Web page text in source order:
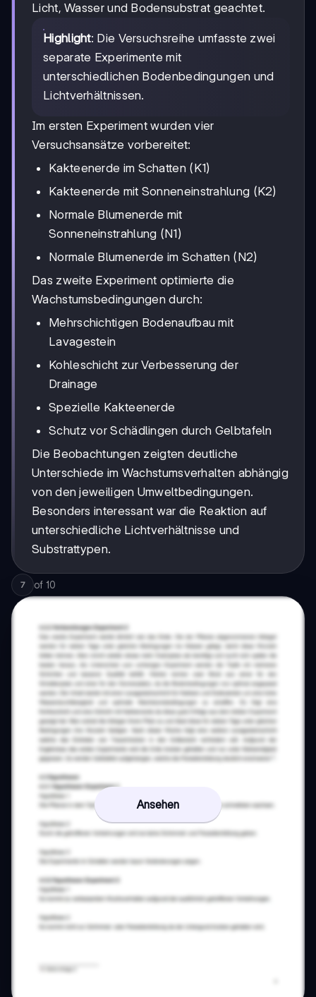
Licht, Wasser und Bodensubstrat geachtet.
Highlight: Die Versuchsreihe umfasste zwei
separate Experimente mit
unterschiedlichen Bodenbedingungen und
Lichtverhältnissen.
Im ersten Experiment wurden vier
Versuchsansätze vorbereitet:
Kakteenerde im Schatten (K1)
Kakteenerde mit Sonneneinstrahlung (K2)
Normale Blumenerde mit
Sonneneinstrahlung (N1)
Normale Blumenerde im Schatten (N2)
Das zweite Experiment optimierte die
Wachstumsbedingungen durch:
Mehrschichtigen Bodenaufbau mit
Lavagestein
Kohleschicht zur Verbesserung der
Drainage
Spezielle Kakteenerde
Schutz vor Schädlingen durch Gelbtafeln
Die Beobachtungen zeigten deutliche
Unterschiede im Wachstumsverhalten abhängig
von den jeweiligen Umweltbedingungen.
Besonders interessant war die Reaktion auf
unterschiedliche Lichtverhältnisse und
Substrattypen.
7 of 10
Ansehen